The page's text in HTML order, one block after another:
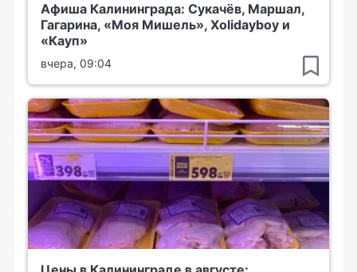
Афиша Калининграда: Сукачёв, Маршал,
Гагарина, «Моя Мишель», Xolidayboy и
«Кауп»
вчера, 09:04